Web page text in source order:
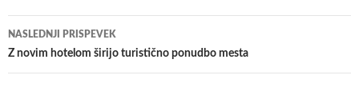
prispevkih
NASLEDNJI PRISPEVEK
​Z novim hotelom širijo turistično ponudbo mesta